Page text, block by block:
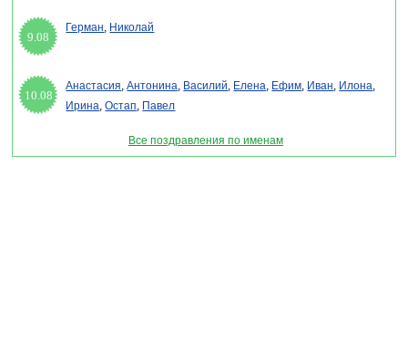
9.08
Герман, Николай
10.08
Анастасия,Антонина, Василий, Елена, Ефим, Иван, Илона,
Ирина,Остап, Павел
Все поздравления по именам